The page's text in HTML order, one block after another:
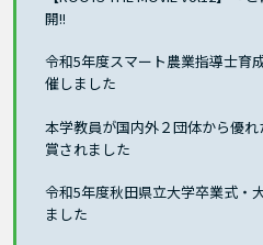
開!!
令和5年度スマート農業指導士育
催しました
本学教員が国内外２団体から優
賞されました
令和5年度秋田県立大学卒業式・
ました